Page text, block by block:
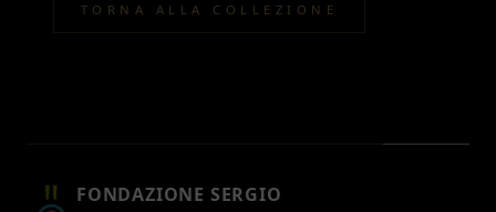
TORNA ALLA COLLEZIONE
FONDAZIONE SERGIO